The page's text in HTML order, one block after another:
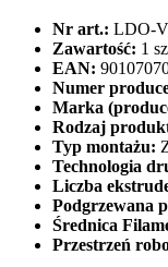
Nr art.: LDO-
Zawartość: 1
EAN:
Numer
Marka
Rodzaj
Typ montażu:
Technologia
Liczba
Podgrzewana
Średnica
Przestrzeń